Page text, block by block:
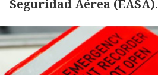
Seguridad Aérea (EASA).